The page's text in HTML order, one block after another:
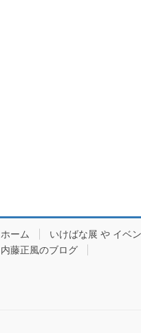
ホーム いけばな展 や イベ
内藤正風のブログ